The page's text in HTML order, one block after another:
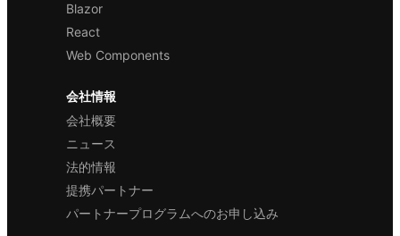
Blazor
React
Web Components
会社情報
会社概要
ニュース
法的情報
提携パートナー
パートナープログラムへのお申し込み